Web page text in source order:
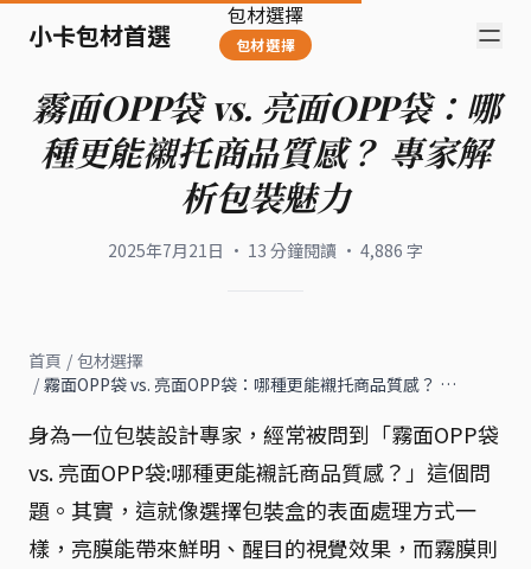
小卡包材首選
包材選擇
包材選擇
霧面OPP袋 vs. 亮面OPP袋：哪
種更能襯托商品質感？ 專家解
析包裝魅力
2025年7月21日 · 13 分鐘閱讀 · 4,886 字
首頁 / 包材選擇
/ 霧面OPP袋 vs. 亮面OPP袋：哪種更能襯托商品質感？ …
身為一位包裝設計專家，經常被問到「霧面OPP袋
vs. 亮面OPP袋:哪種更能襯託商品質感？」這個問
題。其實，這就像選擇包裝盒的表面處理方式一
樣，亮膜能帶來鮮明、醒目的視覺效果，而霧膜則